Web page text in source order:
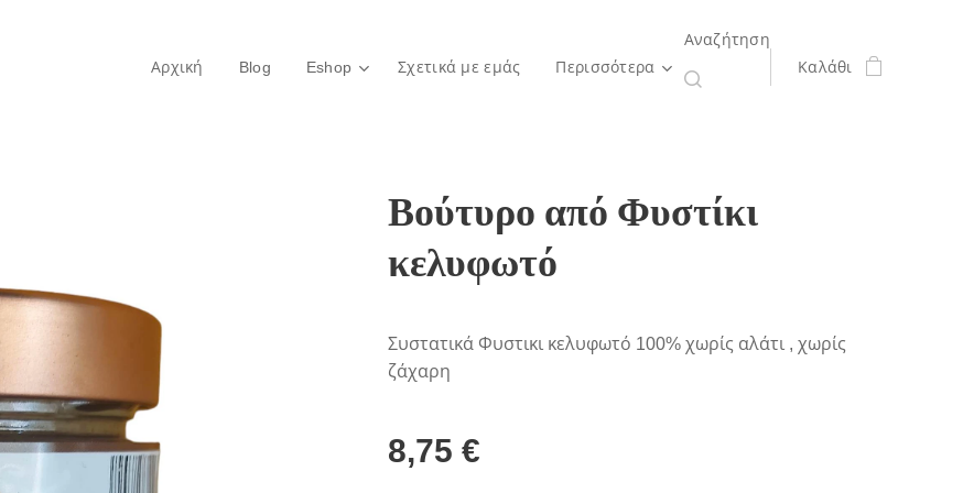
Αρχική Blog Eshop Σχετικά με εμάς Περισσότερα
Αναζήτηση
Καλάθι
Βούτυρο από Φυστίκι
κελυφωτό
Συστατικά Φυστικι κελυφωτό 100% χωρίς αλάτι , χωρίς
ζάχαρη
8,75 €